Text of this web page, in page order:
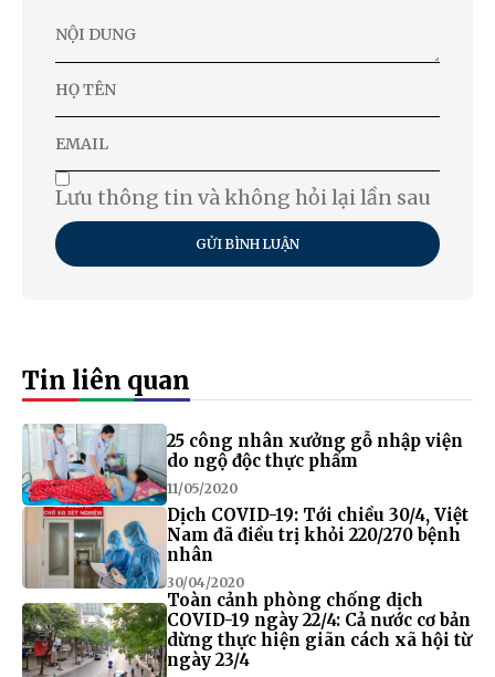
Lưu thông tin và không hỏi lại lần sau
GỬI BÌNH LUẬN
Tin liên quan
25 công nhân xưởng gỗ nhập viện
do ngộ độc thực phẩm
11/05/2020
Dịch COVID-19: Tới chiều 30/4, Việt
Nam đã điều trị khỏi 220/270 bệnh
nhân
30/04/2020
Toàn cảnh phòng chống dịch
COVID-19 ngày 22/4: Cả nước cơ bản
dừng thực hiện giãn cách xã hội từ
ngày 23/4